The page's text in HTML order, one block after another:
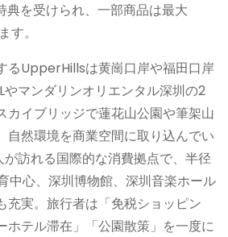
典を受けられ、一部商品は最大
す。
るUpperHillsは黄崗口岸や福田口岸
やマンダリンオリエンタル深圳の2
カイブリッジで蓮花山公園や筆架山
自然環境を商業空間に取り込んでい
訪れる国際的な消費拠点で、半径
中心、深圳博物館、深圳音楽ホール
充実。旅行者は「免税ショッピン
ホテル滞在」「公園散策」を一度に